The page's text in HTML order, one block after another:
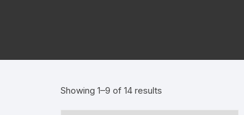
Showing 1–9 of 14 results